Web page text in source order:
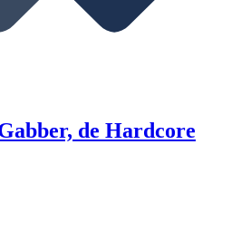
de Hardcore